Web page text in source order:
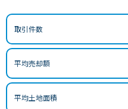
取引件数
平均売却額
平均土地面積